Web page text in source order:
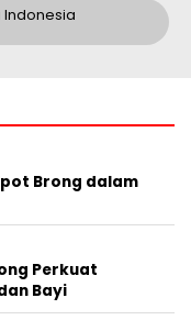
Indonesia
Brong dalam
Perkuat
Bayi